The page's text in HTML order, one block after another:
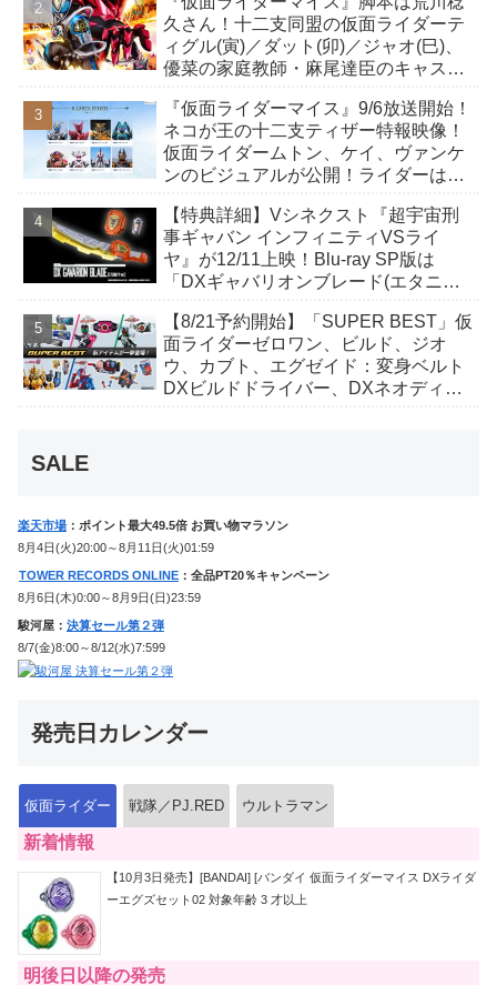
も！
久さん！十二支同盟の仮面ライダーテ
ィグル(寅)／ダット(卯)／ジャオ(巳)、
優菜の家庭教師・麻尾達臣のキャスト
んも変身！
『仮面ライダーマイス』9/6放送開始！
ネコが王の十二支ティザー特報映像！
仮面ライダームトン、ケイ、ヴァンケ
ンのビジュアルが公開！ライダーは子
【特典詳細】Vシネクスト『超宇宙刑
事ギャバン インフィニティVSライ
ヤ』が12/11上映！Blu-ray SP版は
「DXギャバリオンブレード(エタニテ
か豪華特典付き！
【8/21予約開始】「SUPER BEST」仮
面ライダーゼロワン、ビルド、ジオ
ウ、カブト、エグゼイド：変身ベルト
DXビルドドライバー、DXネオディケ
SALE
楽天市場 ：ポイント最大49.5倍 お買い物マラソン
8月4日(火)20:00～8月11日(火)01:59
TOWER RECORDS ONLINE ：全品PT20％キャンペーン
8月6日(木)0:00～8月9日(日)23:59
駿河屋： 決算セール第２弾
8/7(金)8:00～8/12(水)7:599
発売日カレンダー
仮面ライダー 戦隊／PJ.RED ウルトラマン
新着情報
【10月3日発売】[BANDAI] [バンダイ 仮面ライダーマイス DXライダ
ーエグズセット02 対象年齢 3 才以上
明後日以降の発売